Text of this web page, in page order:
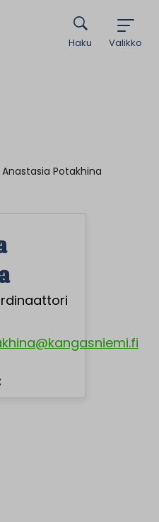
Valikko
Haku
Anastasia Potakhina